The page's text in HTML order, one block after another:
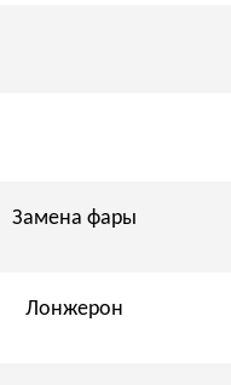
Замена фары
Лонжерон